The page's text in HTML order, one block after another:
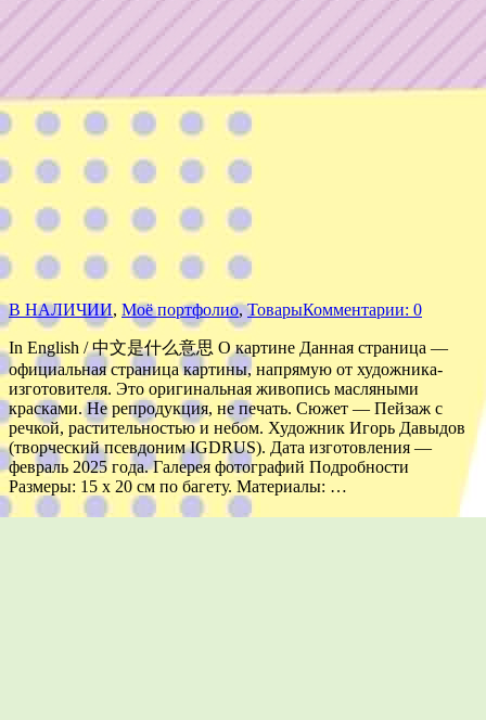
В НАЛИЧИИ, Моё портфолио,ТоварыКомментарии: 0
In English / 中文是什么意思 О картине Данная страница —
официальная страница картины, напрямую от художника-
изготовителя. Это оригинальная живопись масляными
красками. Не репродукция, не печать. Сюжет — Пейзаж с
речкой, растительностью и небом. Художник Игорь Давыдов
(творческий псевдоним IGDRUS). Дата изготовления —
февраль 2025 года. Галерея фотографий Подробности
Размеры: 15 х 20 см по багету. Материалы: …